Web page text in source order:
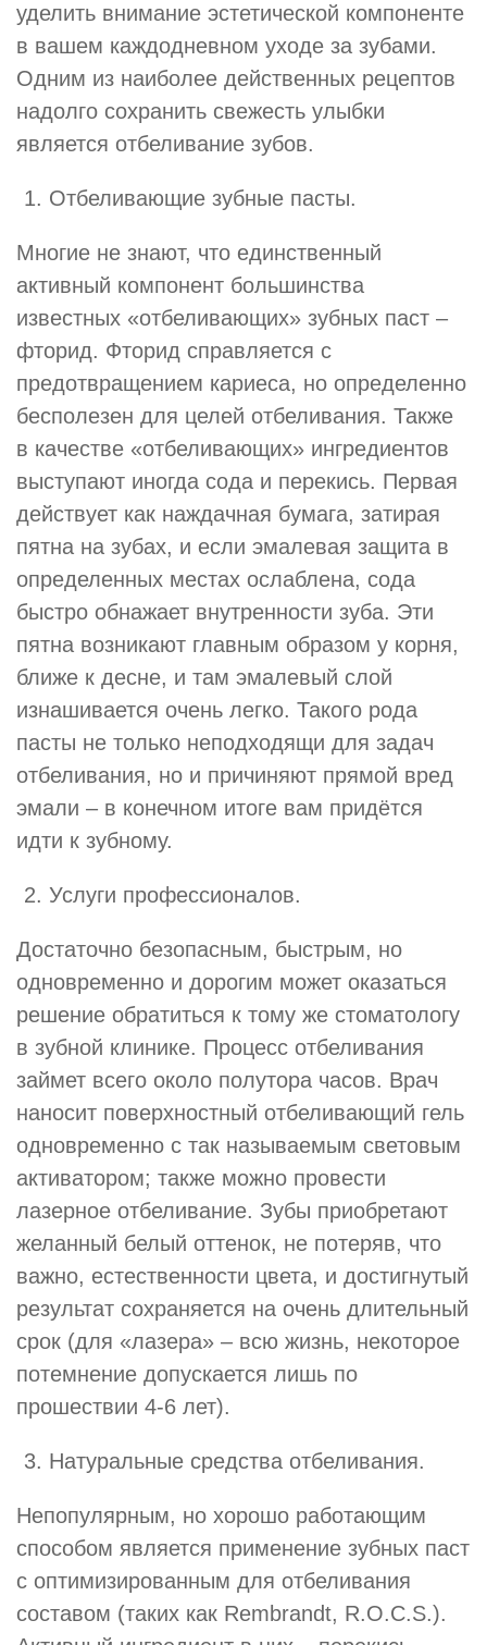
уделить внимание эстетической компоненте
в вашем каждодневном уходе за зубами.
Одним из наиболее действенных рецептов
надолго сохранить свежесть улыбки
является отбеливание зубов.
Отбеливающие зубные пасты.
Многие не знают, что единственный
активный компонент большинства
известных «отбеливающих» зубных паст –
фторид. Фторид справляется с
предотвращением кариеса, но определенно
бесполезен для целей отбеливания. Также
в качестве «отбеливающих» ингредиентов
выступают иногда сода и перекись. Первая
действует как наждачная бумага, затирая
пятна на зубах, и если эмалевая защита в
определенных местах ослаблена, сода
быстро обнажает внутренности зуба. Эти
пятна возникают главным образом у корня,
ближе к десне, и там эмалевый слой
изнашивается очень легко. Такого рода
пасты не только неподходящи для задач
отбеливания, но и причиняют прямой вред
эмали – в конечном итоге вам придётся
идти к зубному.
Услуги профессионалов.
Достаточно безопасным, быстрым, но
одновременно и дорогим может оказаться
решение обратиться к тому же стоматологу
в зубной клинике. Процесс отбеливания
займет всего около полутора часов. Врач
наносит поверхностный отбеливающий гель
одновременно с так называемым световым
активатором; также можно провести
лазерное отбеливание. Зубы приобретают
желанный белый оттенок, не потеряв, что
важно, естественности цвета, и достигнутый
результат сохраняется на очень длительный
срок (для «лазера» – всю жизнь, некоторое
потемнение допускается лишь по
прошествии 4-6 лет).
Натуральные средства отбеливания.
Непопулярным, но хорошо работающим
способом является применение зубных паст
с оптимизированным для отбеливания
составом (таких как Rembrandt, R.O.C.S.).